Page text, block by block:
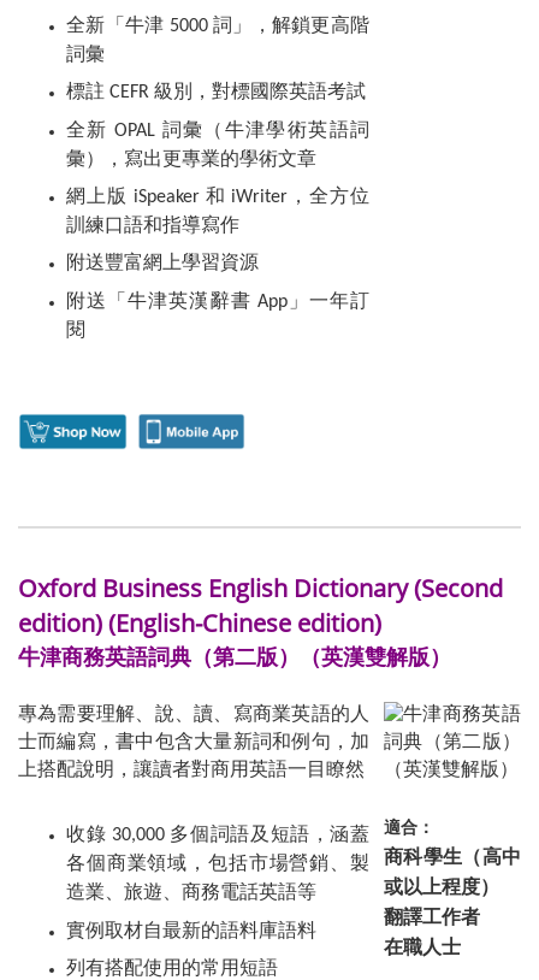
全新「牛津 5000 詞」，解鎖更高階
詞彙
標註 CEFR 級別，對標國際英語考試
全新 OPAL 詞彙（牛津學術英語詞
彙），寫出更專業的學術文章
網上版 iSpeaker 和 iWriter，全方位
訓練口語和指導寫作
附送豐富網上學習資源
附送「牛津英漢辭書 App」一年訂
閱
Oxford Business English Dictionary (Second
edition) (English-Chinese edition)
牛津商務英語詞典（第二版）（英漢雙解版）
專為需要理解、說、讀、寫商業英語的人
士而編寫，書中包含大量新詞和例句，加
上搭配說明，讓讀者對商用英語一目瞭然
收錄 30,000 多個詞語及短語，涵蓋
各個商業領域，包括市場營銷、製
造業、旅遊、商務電話英語等
實例取材自最新的語料庫語料
列有搭配使用的常用短語
適合：
商科學生（高中
或以上程度）
翻譯工作者
在職人士